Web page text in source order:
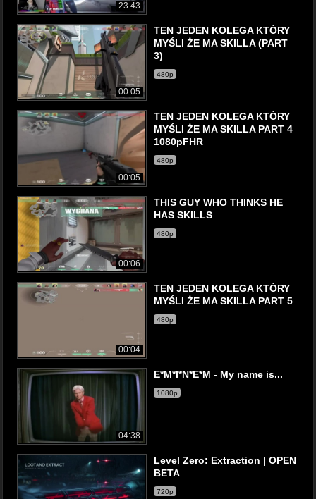
23:43
00:05
TEN JEDEN KOLEGA KTÓRY
MYŚLI ŻE MA SKILLA (PART
3)
480p
00:05
TEN JEDEN KOLEGA KTÓRY
MYŚLI ŻE MA SKILLA PART 4
1080pFHR
480p
00:06
THIS GUY WHO THINKS HE
HAS SKILLS
480p
00:04
TEN JEDEN KOLEGA KTÓRY
MYŚLI ŻE MA SKILLA PART 5
480p
04:38
E*M*I*N*E*M - My name is...
1080p
Level Zero: Extraction | OPEN
BETA
720p